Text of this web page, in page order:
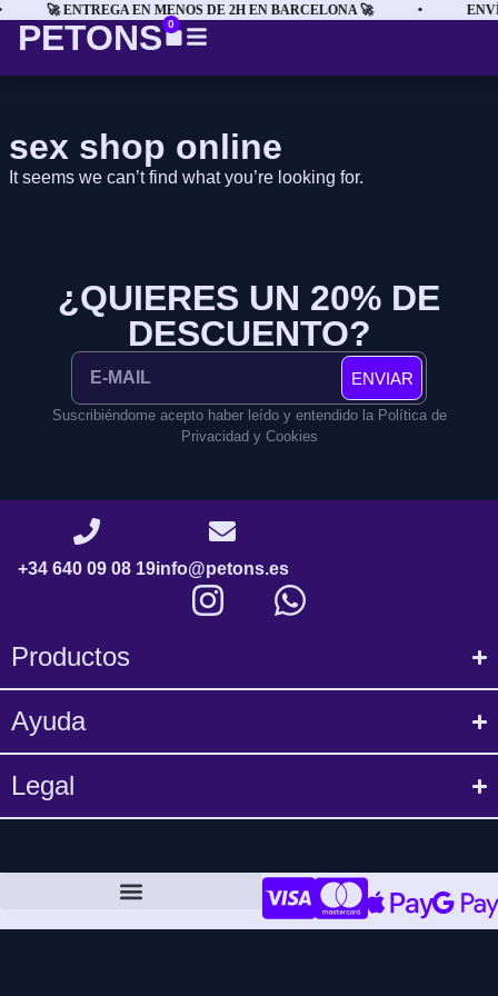
🚀 ENTREGA EN MENOS DE 2H EN BARCELONA 🚀 •
PETONS 0
sex shop online
It seems we can’t find what you’re looking for.
¿QUIERES UN 20% DE
DESCUENTO?
ENVIAR
Suscribiéndome acepto haber leído y entendido la Política de
Privacidad y Cookies
+34 640 09 08 19info@petons.es
Productos
Ayuda
Legal